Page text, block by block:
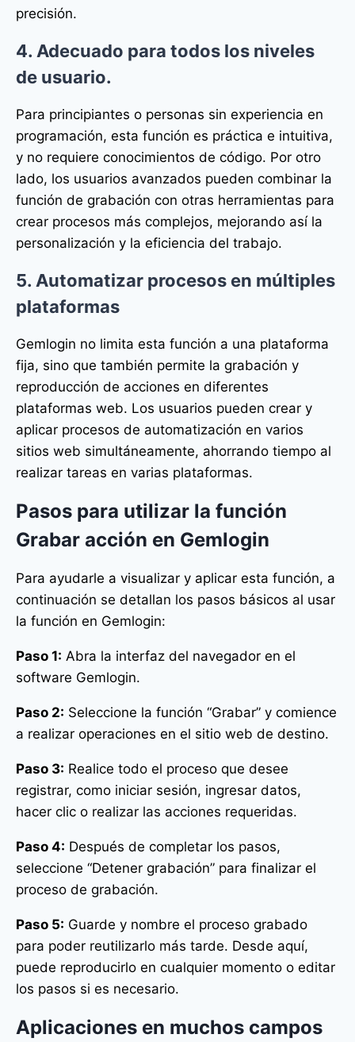
precisión.
4. Adecuado para todos los niveles
de usuario.
Para principiantes o personas sin experiencia en
programación, esta función es práctica e intuitiva,
y no requiere conocimientos de código. Por otro
lado, los usuarios avanzados pueden combinar la
función de grabación con otras herramientas para
crear procesos más complejos, mejorando así la
personalización y la eficiencia del trabajo.
5. Automatizar procesos en múltiples
plataformas
Gemlogin no limita esta función a una plataforma
fija, sino que también permite la grabación y
reproducción de acciones en diferentes
plataformas web. Los usuarios pueden crear y
aplicar procesos de automatización en varios
sitios web simultáneamente, ahorrando tiempo al
realizar tareas en varias plataformas.
Pasos para utilizar la función
Grabar acción en Gemlogin
Para ayudarle a visualizar y aplicar esta función, a
continuación se detallan los pasos básicos al usar
la función en Gemlogin:
Paso 1: Abra la interfaz del navegador en el
software Gemlogin.
Paso 2: Seleccione la función “Grabar” y comience
a realizar operaciones en el sitio web de destino.
Paso 3: Realice todo el proceso que desee
registrar, como iniciar sesión, ingresar datos,
hacer clic o realizar las acciones requeridas.
Paso 4: Después de completar los pasos,
seleccione “Detener grabación” para finalizar el
proceso de grabación.
Paso 5: Guarde y nombre el proceso grabado
para poder reutilizarlo más tarde. Desde aquí,
puede reproducirlo en cualquier momento o editar
los pasos si es necesario.
Aplicaciones en muchos campos